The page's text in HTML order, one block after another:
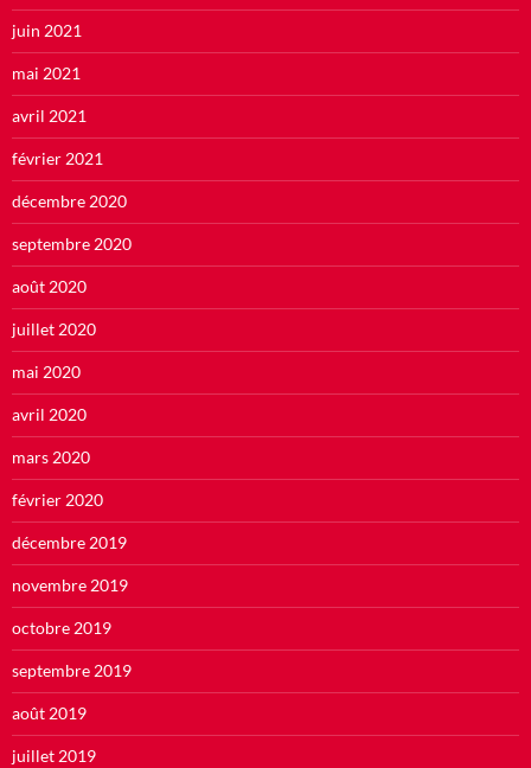
juin 2021
mai 2021
avril 2021
février 2021
décembre 2020
septembre 2020
août 2020
juillet 2020
mai 2020
avril 2020
mars 2020
février 2020
décembre 2019
novembre 2019
octobre 2019
septembre 2019
août 2019
juillet 2019